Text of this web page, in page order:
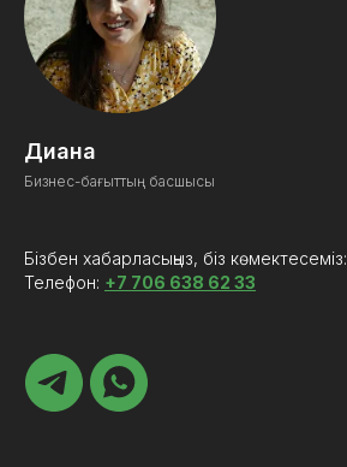
Диана
Бизнес-бағыттың басшысы
Бізбен хабарласыңыз, біз көмектесеміз:
Телефон: +7 706 638 62 33